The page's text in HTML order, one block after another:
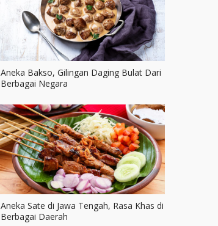
Aneka Bakso, Gilingan Daging Bulat Dari
Berbagai Negara
Aneka Sate di Jawa Tengah, Rasa Khas di
Berbagai Daerah